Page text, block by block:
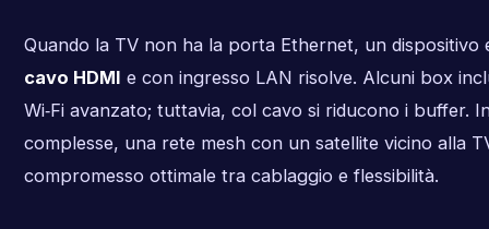
Quando la TV non ha la porta Ethernet, un dispositivo
cavo HDMI e con ingresso LAN risolve. Alcuni box
Wi‑Fi avanzato; tuttavia, col cavo si riducono i buffer.
complesse, una rete mesh con un satellite vicino alla
compromesso ottimale tra cablaggio e flessibilità.